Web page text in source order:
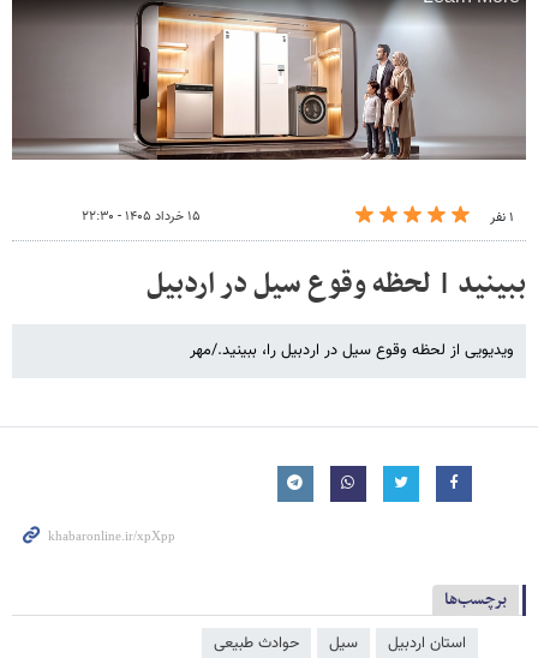
۱ نفر ۱۵ خرداد ۱۴۰۵ - ۲۲:۳۰
ببینید | لحظه وقوع سیل در اردبیل
ویدیویی از لحظه وقوع سیل در اردبیل را، ببینید./مهر
برچسب‌ها
استان اردبیل سیل حوادث طبیعی